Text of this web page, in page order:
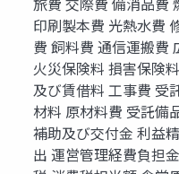
印刷製本費 光熱水費
費 飼料費 通信運搬費
火災保険料 損害保険
及び賃借料 工事費 受
材料 原材料費 受託備
補助及び交付金 利益
出 運営管理経費負担